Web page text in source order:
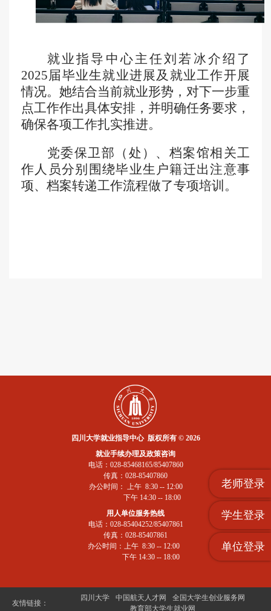
老师登录
学生登录
单位登录
就业指导中心主任刘若冰介绍 了
2025届毕业生就业进展及 就业工作开展
情况。她结合当前就业形势，对下一步重
点工作作出具体安排，并明确任务要求，
确保各项工作扎实推进。
党委保卫部（处）、档案馆相关工
作人员分别围绕毕业生户籍迁出注意事
项、档案转递工作流程做了专项培训 。
四川大学就业指导中心 版权所有 © 2026
就业手续办理及政策咨询
电话：028-85468165/85407860
传真：028-85407860
办公时间： 上午 8:30 -- 12:00
下午 14:30 -- 18:00
用人单位服务热线
电话：028-85404252/85407861
传真：028-85407861
办公时间：上午 8:30 -- 12:00
下午 14:30 -- 18:00
友情链接：
四川大学 中国航天人才网
全国大学生创业服务网
教育部大学生就业网